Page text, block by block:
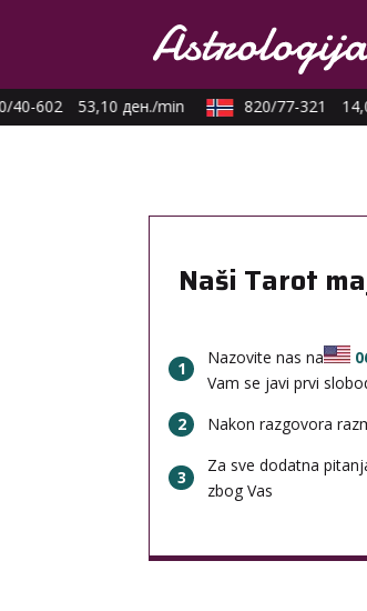
40-602 53,10 ден./min 820/77-321
Naši Tarot
1
Nazovite nas na
Vam se javi prvi
2
Nakon razgovora
3
Za sve dodatna
zbog Vas